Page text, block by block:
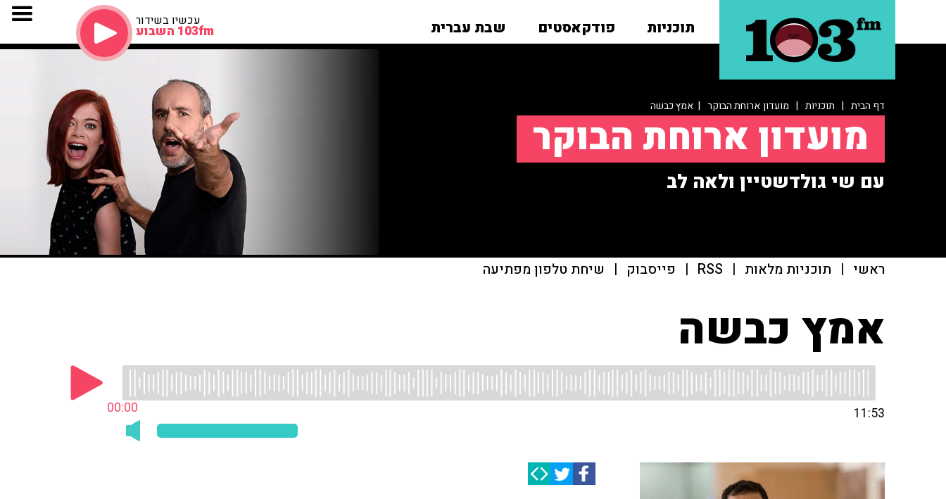
תוכניות פודקאסטים שבת עברית עכשיו בשידור
103fm השבוע
דף הבית | תוכניות | מועדון ארוחת הבוקר | אמץ כבשה
מועדון ארוחת הבוקר
עם שי גולדשטיין ולאה לב
ראשי | תוכניות מלאות |
RSS
| פייסבוק | שיחת טלפון מפתיעה
אמץ כבשה
00:00 11:53